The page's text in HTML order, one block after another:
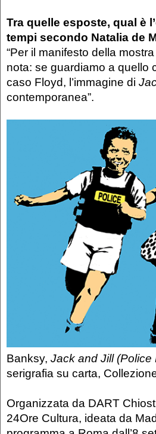
Tra quelle esposte, qual è
tempi secondo Natalia de
“Per il manifesto della
nota: se guardiamo a quello
caso Floyd, l’immagine di
contemporanea”.
Banksy, Jack and Jill (Police
serigrafia su carta,
Organizzata da DART
24Ore Cultura, ideata da